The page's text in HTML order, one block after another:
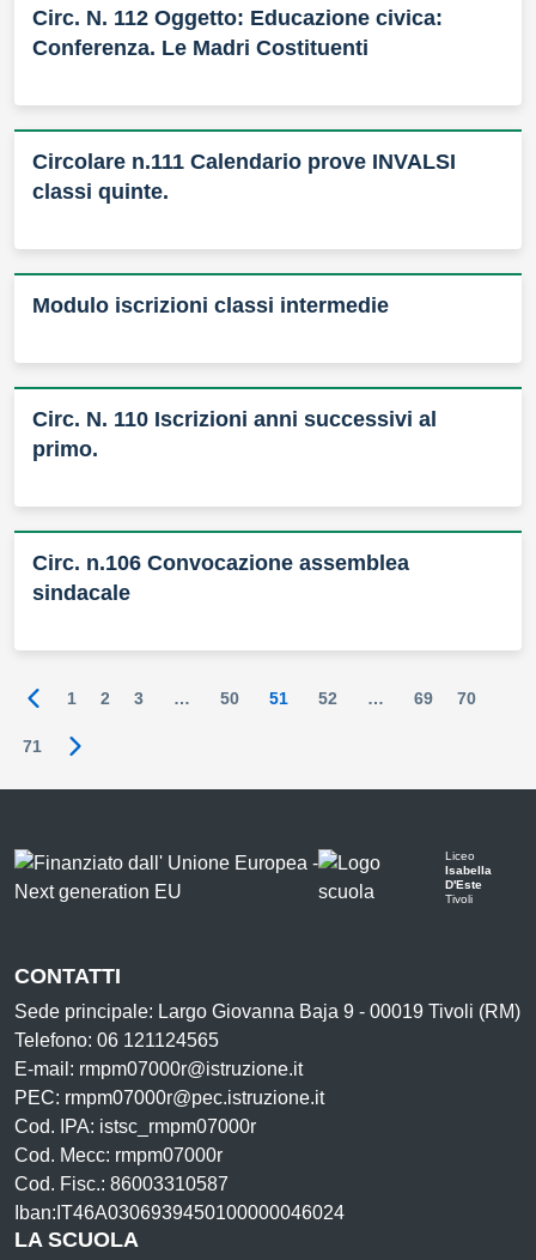
Circ. N. 112 Oggetto: Educazione civica:
Conferenza. Le Madri Costituenti
Circolare n.111 Calendario prove INVALSI
classi quinte.
Modulo iscrizioni classi intermedie
Circ. N. 110 Iscrizioni anni successivi al
primo.
Circ. n.106 Convocazione assemblea
sindacale
Pagina precedente
1 2 3 … 50 51 52 … 69 70
71 Pagina successiva
Liceo
Isabella
D'Este
Tivoli
CONTATTI
Sede principale: Largo Giovanna Baja 9 - 00019 Tivoli (RM)
Telefono: 06 121124565
E-mail: rmpm07000r@istruzione.it
PEC: rmpm07000r@pec.istruzione.it
Cod. IPA: istsc_rmpm07000r
Cod. Mecc: rmpm07000r
Cod. Fisc.: 86003310587
Iban:IT46A0306939450100000046024
LA SCUOLA